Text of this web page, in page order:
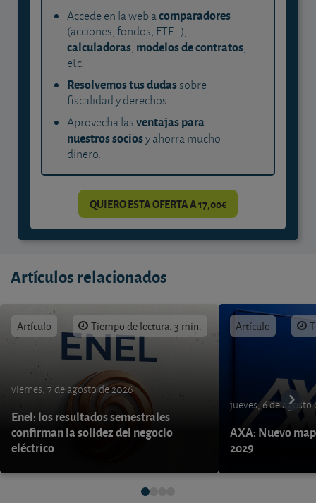
Accede en la web acomparadores
(acciones, fondos, ETF...),
calculadoras, modelos de contratos,
etc.
Resolvemos tus dudassobre
fiscalidad y derechos.
Aprovecha lasventajas para
nuestros sociosy ahorra mucho
dinero.
QUIERO ESTA OFERTA A 17,00€
Artículos relacionados
Artículo Tiempo de lectura: 3 min.
viernes, 7 de agosto de 2026
Enel: los resultados semestrales
confirman la solidez del negocio
eléctrico
Artículo
jueves, 6 de agosto
AXA: Nuevo
2029